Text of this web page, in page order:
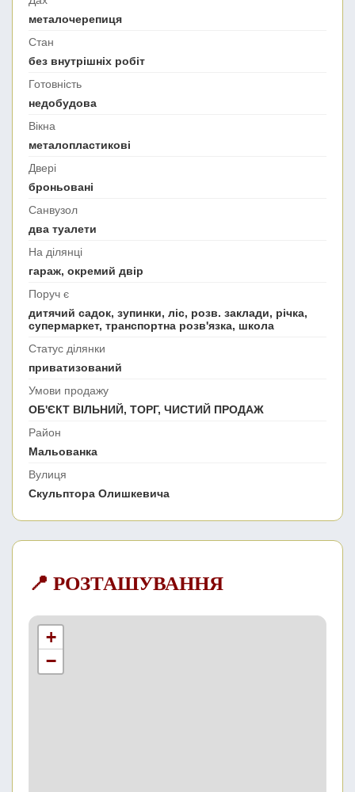
металочерепиця
Стан
без внутрішніх робіт
Готовність
недобудова
Вікна
металопластикові
Двері
броньовані
Санвузол
два туалети
На ділянці
гараж, окремий двір
Поруч є
дитячий садок, зупинки, ліс, розв. заклади, річка,
супермаркет, транспортна розв'язка, школа
Статус ділянки
приватизований
Умови продажу
ОБ'ЄКТ ВІЛЬНИЙ, ТОРГ, ЧИСТИЙ ПРОДАЖ
Район
Мальованка
Вулиця
Скульптора Олишкевича
📍 РОЗТАШУВАННЯ
+
−